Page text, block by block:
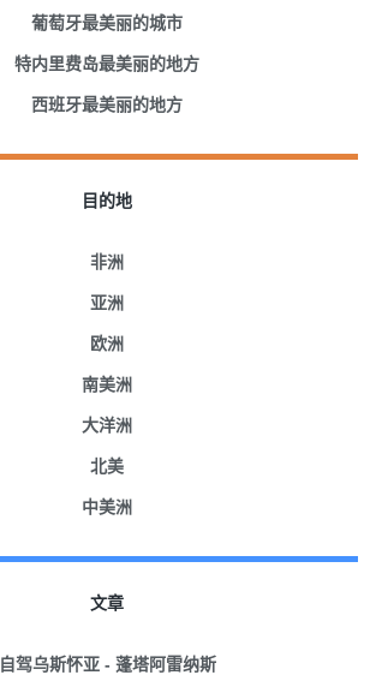
葡萄牙最美丽的城市
特内里费岛最美丽的地方
西班牙最美丽的地方
目的地
非洲
亚洲
欧洲
南美洲
大洋洲
北美
中美洲
文章
自驾乌斯怀亚 - 蓬塔阿雷纳斯